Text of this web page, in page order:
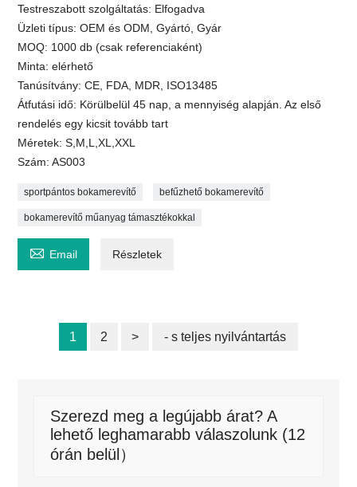
Testreszabott szolgáltatás: Elfogadva
Üzleti típus: OEM és ODM, Gyártó, Gyár
MOQ: 1000 db (csak referenciaként)
Minta: elérhető
Tanúsítvány: CE, FDA, MDR, ISO13485
Átfutási idő: Körülbelül 45 nap, a mennyiség alapján. Az első
rendelés egy kicsit tovább tart
Méretek: S,M,L,XL,XXL
Szám: AS003
sportpántos bokamerevítő befűzhető bokamerevítő
bokamerevítő műanyag támasztékokkal
 Email Részletek
1 2 > - s teljes nyilvántartás
Szerezd meg a legújabb árat? A
lehető leghamarabb válaszolunk (12
órán belül）